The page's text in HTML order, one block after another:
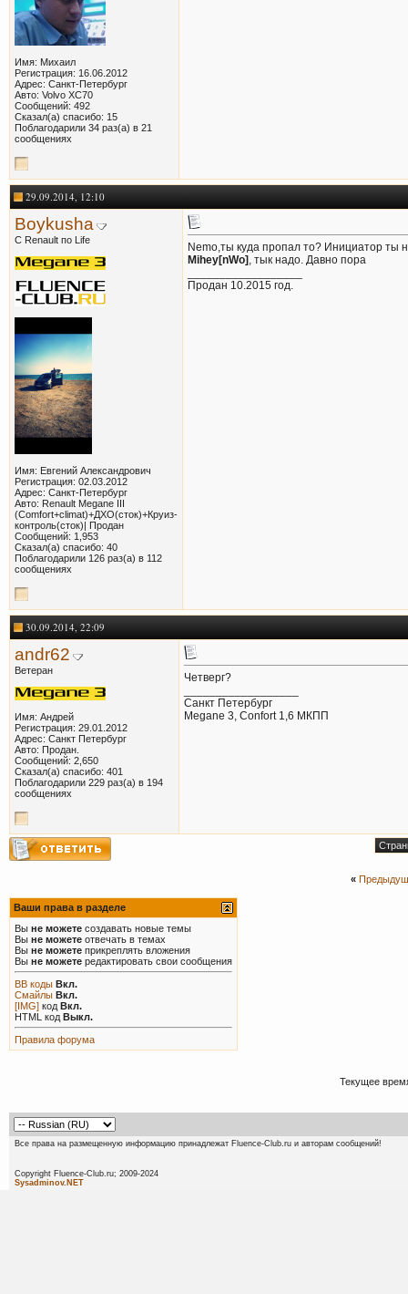
Имя: Михаил
Регистрация: 16.06.2012
Адрес: Санкт-Петербург
Авто: Volvo XC70
Сообщений: 492
Сказал(а) спасибо: 15
Поблагодарили 34 раз(а) в 21
сообщениях
29.09.2014, 12:10
Boykusha
С Renault по Life
Имя: Евгений Александрович
Регистрация: 02.03.2012
Адрес: Санкт-Петербург
Авто: Renault Megane III
(Comfort+climat)+ДХО(сток)+Круиз-
контроль(сток)| Продан
Сообщений: 1,953
Сказал(а) спасибо: 40
Поблагодарили 126 раз(а) в 112
сообщениях
Nemo,ты куда пропал то? Инициатор ты
Mihey[nWo], тык надо. Давно пора
Продан 10.2015 год.
30.09.2014, 22:09
andr62
Ветеран
Имя: Андрей
Регистрация: 29.01.2012
Адрес: Санкт Петербург
Авто: Продан.
Сообщений: 2,650
Сказал(а) спасибо: 401
Поблагодарили 229 раз(а) в 194
сообщениях
Четверг?
Санкт Петербург
Megane 3, Confort 1,6 МКПП
«
Ваши права в разделе
Вы не можете создавать новые темы
Вы не можете отвечать в темах
Вы не можете прикреплять вложения
Вы не можете редактировать свои сообщения
BB коды Вкл.
Смайлы Вкл.
[IMG] код Вкл.
HTML код Выкл.
Правила форума
Текущее
Все права на размещенную информацию принадлежат Fluence-Club.ru и авторам сообщений!
Copyright Fluence-Club.ru;
Sysadminov.NET